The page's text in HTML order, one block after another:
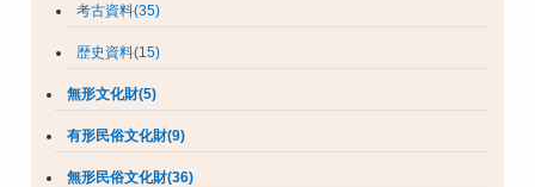
考古資料(35)
歴史資料(15)
無形文化財(5)
有形民俗文化財(9)
無形民俗文化財(36)